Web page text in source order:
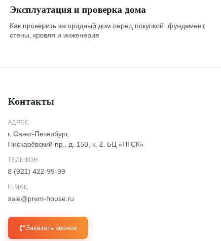
Эксплуатация и проверка дома
Как проверить загородный дом перед покупкой: фундамент,
стены, кровля и инженерия
Контакты
АДРЕС
г. Санкт-Петербург,
Пискарёвский пр., д. 150, к. 2, БЦ «ПГСК»
ТЕЛЕФОН
8 (921) 422-99-99
E-MAIL
sale@prem-house.ru
Заказать звонок